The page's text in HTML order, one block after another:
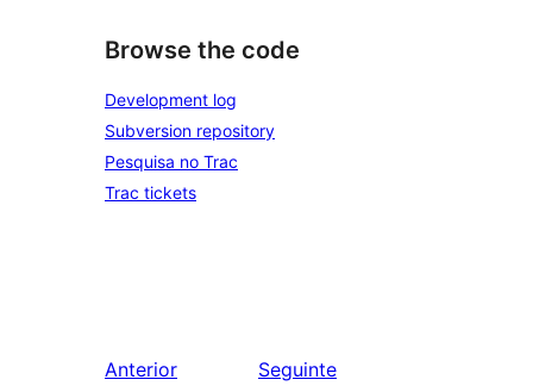
Browse the code
Development log
Subversion repository
Pesquisa no Trac
Trac tickets
Anterior
Seguinte